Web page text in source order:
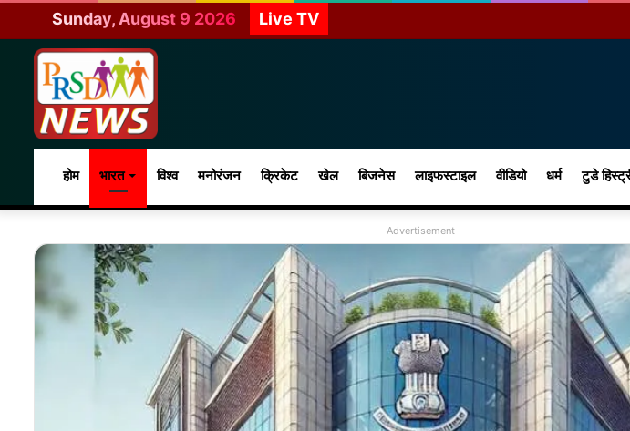
Sunday, August 9 2026 Live TV
होम भारत विश्व मनोरंजन क्रिकेट खेल बिजनेस लाइफस्टाइल वीडियो धर्म टुडे
Advertisement